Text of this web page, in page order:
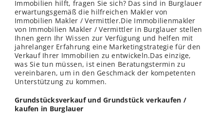
Immobilien hilft, fragen Sie sich? Das sind in Burglauer
erwartungsgemäß die hilfreichen Makler von
Immobilien Makler / Vermittler.Die Immobilienmakler
von Immobilien Makler / Vermittler in Burglauer stellen
Ihnen gern IhrWissen zur Verfügung und helfen mit
jahrelanger Erfahrung eine Marketingstrategie für den
Verkauf Ihrer Immobilien zu entwickeln.Das einzige,
was Sie tun müssen, ist einen Beratungstermin zu
vereinbaren, um in den Geschmack der kompetenten
Unterstützung zu kommen.
Grundstücksverkauf und Grundstück verkaufen /
kaufen in Burglauer